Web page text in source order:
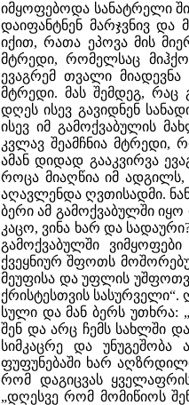
იმყოფებოდა სანატრელი
დაიფანტნენ მარჯვნივ
იქით, რათა ეპოვა მის
მტრედი, რომელსაც
ევაგრემ თვალი
მტრედი. მას შემდეგ, რაც
დღეს ისევ გავიდნენ
ისევ იმ გამოქვაბულის
კვლავ შეამჩნია
ამან დიდად გააკვირვა
როცა მიაღწია იმ
აღავლენდა ღვთისადმი.
ბერი ამ გამოქვაბულში
კაცო, ვინა ხარ და
გამოქვაბულში
ქვეყნიურ შფოთს
მეუფისა და უფლის
ქრისტესთვის სასურველი“.
სული და მან ბერს უთხრა:
შენ და არც ჩემს სახლში
სიმკაცრე და უნუგეშობა
ფუფუნებაში ხარ
რომ დაგიცვას
„დღესვე რომ მომიწიოს